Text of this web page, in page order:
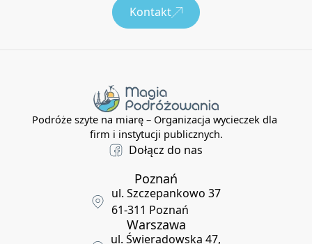
Kontakt
Podróże szyte na miarę – Organizacja wycieczek dla
firm i instytucji publicznych.
Dołącz do nas
Poznań
ul. Szczepankowo 37
61-311 Poznań
Warszawa
ul. Świeradowska 47,